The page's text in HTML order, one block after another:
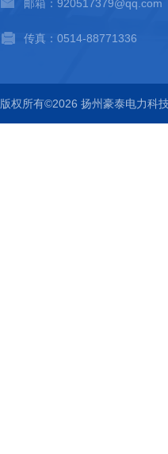
邮箱：920517379@qq.com
传真：0514-88771336
版权所有©2026 扬州豪泰电力科